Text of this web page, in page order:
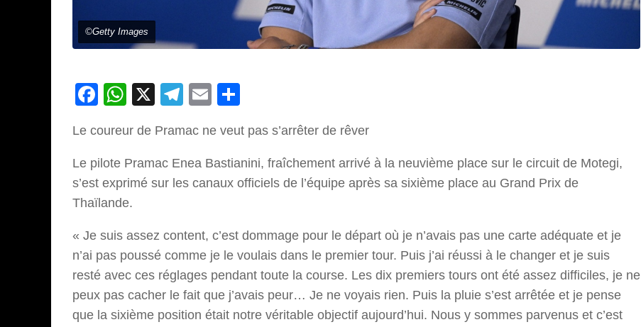
©Getty Images
Facebook
WhatsApp
X Telegram
Email
Le coureur de Pramac ne veut pas s’arrêter de rêver
Le pilote Pramac Enea Bastianini, fraîchement arrivé à la neuvième place sur le circuit de Motegi,
s’est exprimé sur les canaux officiels de l’équipe après sa sixième place au Grand Prix de
Thaïlande.
« Je suis assez content, c’est dommage pour le départ où je n’avais pas une carte adéquate et je
n’ai pas poussé comme je le voulais dans le premier tour. Puis j’ai réussi à le changer et je suis
resté avec ces réglages pendant toute la course. Les dix premiers tours ont été assez difficiles, je ne
peux pas cacher le fait que j’avais peur… Je ne voyais rien. Puis la pluie s’est arrêtée et je pense
que la sixième position était notre véritable objectif aujourd’hui. Nous y sommes parvenus et c’est